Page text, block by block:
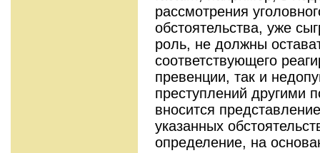
рассмотрения
обстоятельства, уже
роль, не должны
соответствующего
превенции, так и
преступлений другими
вносится
указанных
определение, на